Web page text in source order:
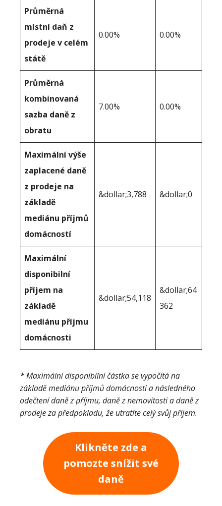
Průměrná
místní daň z
prodeje v celém
státě
0.00% 0.00%
Průměrná
kombinovaná
sazba daně z
obratu
7.00% 0.00%
Maximální výše
zaplacené daně
z prodeje na
základě
mediánu příjmů
domácností
&dollar;3,788 &dollar;0
Maximální
disponibilní
příjem na
základě
mediánu příjmu
domácnosti
&dollar;54,118
&dollar;64
362
* Maximální disponibilní částka se vypočítá na
základě mediánu příjmů domácnosti a následného
odečtení daně z příjmu, daně z nemovitosti a daně z
prodeje za předpokladu, že utratíte celý svůj příjem.
Klikněte zde a
pomozte snížit své
daně